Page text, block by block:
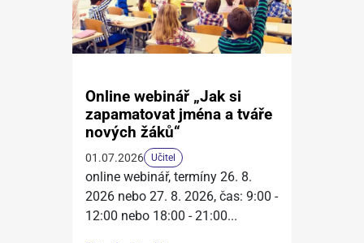
Online webinář „Jak si
zapamatovat jména a tváře
nových žáků“
01.07.2026 Učitel
online webinář, termíny 26. 8.
2026 nebo 27. 8. 2026, čas: 9:00 -
12:00 nebo 18:00 - 21:00...